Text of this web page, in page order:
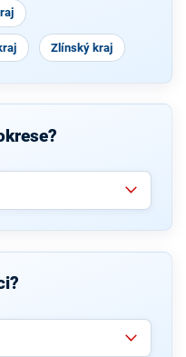
Zlínský kraj